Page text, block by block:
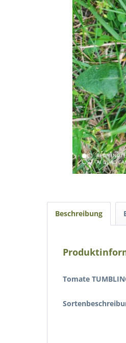
Beschreibung
Tomate